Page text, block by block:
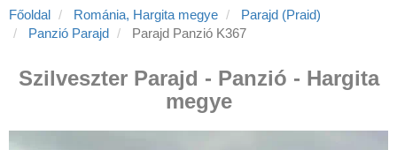
Főoldal Románia, Hargita megye
Parajd (Praid)
Panzió Parajd
Parajd Panzió K367
Szilveszter Parajd - Panzió - Hargita
megye